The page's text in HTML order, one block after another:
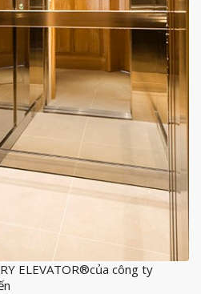
ELEVATOR®của công ty